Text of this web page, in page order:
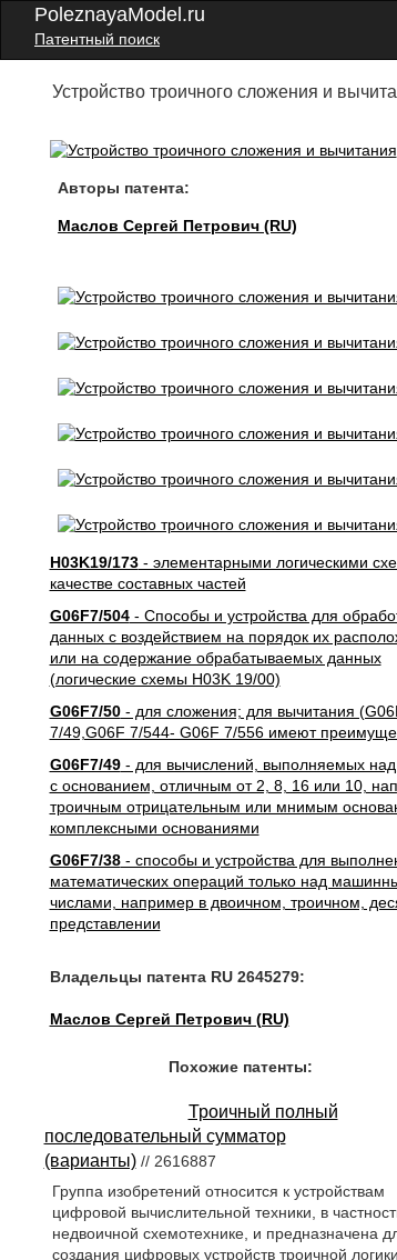
PoleznayaModel.ru
Патентный поиск
Устройство троичного сложения и
Авторы патента:
Маслов Сергей Петрович (RU)
H03K19/173- элементарными логическими
качестве составных частей
G06F7/504- Способы и устройства для
данных с воздействием на порядок их
или на содержание обрабатываемых данных
(логические схемы H03K 19/00)
G06F7/50- для сложения; для вычитания
7/49,G06F 7/544- G06F 7/556 имеют
G06F7/49- для вычислений, выполняемых
с основанием, отличным от 2, 8, 16 или 10,
троичным отрицательным или мнимым
комплексными основаниями
G06F7/38- способы и устройства для
математических операций только над
числами, например в двоичном, троичном,
представлении
Владельцы патента RU 2645279:
Маслов Сергей Петрович (RU)
Похожие патенты:
Троичный полный
последовательный сумматор
(варианты)// 2616887
Группа изобретений относится к устройствам
цифровой вычислительной техники, в
недвоичной схемотехнике, и предназначена
создания цифровых устройств троичной логики.